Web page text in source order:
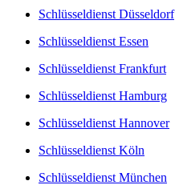
Schlüsseldienst Düsseldorf
Schlüsseldienst Essen
Schlüsseldienst Frankfurt
Schlüsseldienst Hamburg
Schlüsseldienst Hannover
Schlüsseldienst Köln
Schlüsseldienst München